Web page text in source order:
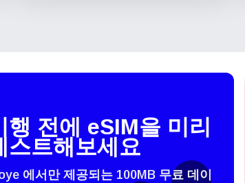
행 전에 eSIM을 미리
스트해보세요
에서만 제공되는 100MB 무료 데이